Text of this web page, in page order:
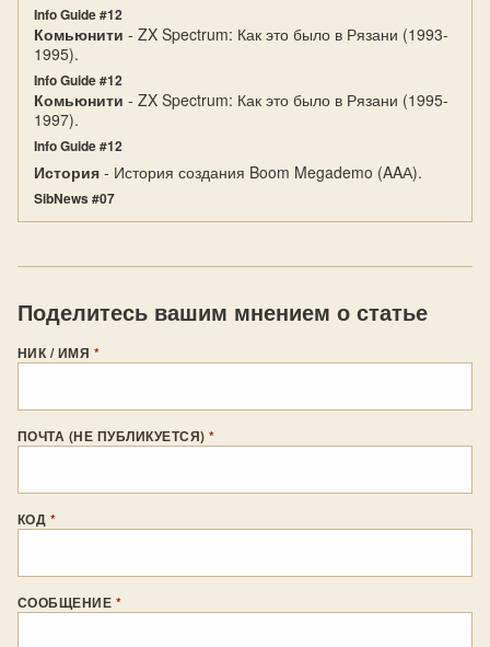
Info Guide #12
Комьюнити - ZX Spectrum: Как это было в Рязани (1993-
1995).
Info Guide #12
Комьюнити - ZX Spectrum: Как это было в Рязани (1995-
1997).
Info Guide #12
История - История создания Boom Megademo (AAА).
SibNews #07
Поделитесь вашим мнением о статье
НИК / ИМЯ *
ПОЧТА (НЕ ПУБЛИКУЕТСЯ)*
КОД *
СООБЩЕНИЕ *